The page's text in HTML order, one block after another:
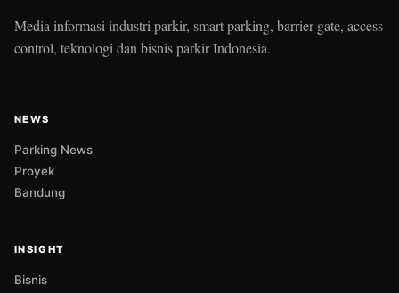
Media informasi industri parkir, smart parking, barrier gate, access
control, teknologi dan bisnis parkir Indonesia.
NEWS
Parking News
Proyek
Bandung
INSIGHT
Bisnis